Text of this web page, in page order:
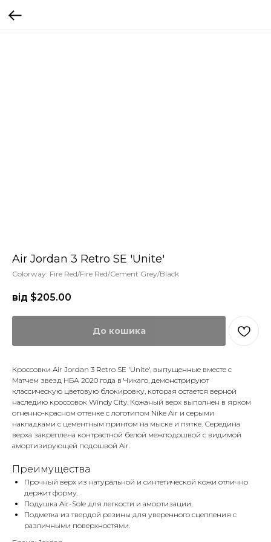
Air Jordan 3 Retro SE 'Unite'
Colorway: Fire Red/Fire Red/Cement Grey/Black
від $205.00
До кошика
Кроссовки Air Jordan 3 Retro SE 'Unite', выпущенные вместе с
Матчем звезд НБА 2020 года в Чикаго, демонстрируют
классическую цветовую блокировку, которая остается верной
наследию кроссовок Windy City. Кожаный верх выполнен в ярком
огненно-красном оттенке с логотипом Nike Air и серыми
накладками с цементным принтом на мыске и пятке. Середина
верха закреплена контрастной белой межподошвой с видимой
амортизирующей подошвой Air.
Преимущества
Прочный верх из натуральной и синтетической кожи отлично
держит форму.
Подушка Air-Sole для легкости и амортизации.
Подметка из твердой резины для уверенного сцепления с
различными поверхностями.